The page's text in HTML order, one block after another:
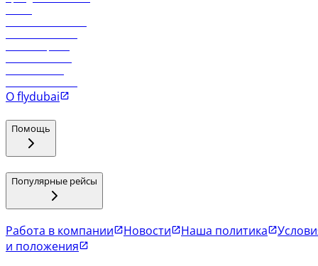
О flydubai
Помощь
Популярные рейсы
Работа в компании Новости Наша политика
и положения